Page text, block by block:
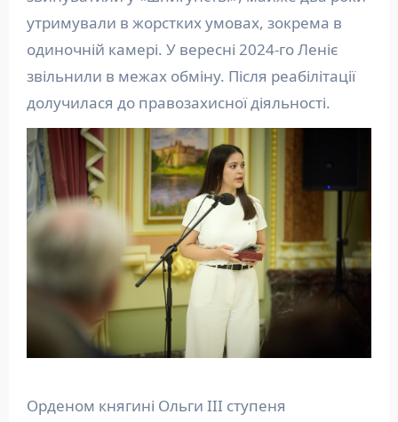
утримували в жорстких умовах, зокрема в
одиночній камері. У вересні 2024-го Леніє
звільнили в межах обміну. Після реабілітації
долучилася до правозахисної діяльності.
Орденом княгині Ольги ІІІ ступеня